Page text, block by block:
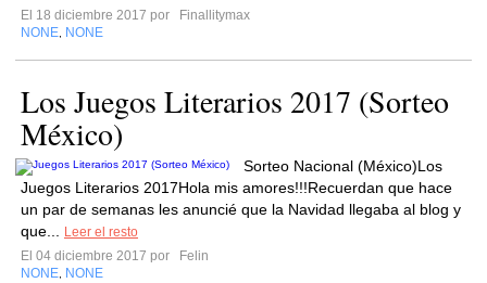
El 18 diciembre 2017 por
Finallitymax
NONE NONE
Los Juegos Literarios 2017 (Sorteo
México)
Sorteo Nacional (México)Los
Juegos Literarios 2017Hola mis amores!!!Recuerdan que hace
un par de semanas les anuncié que la Navidad llegaba al blog y
que...
Leer el resto
El 04 diciembre 2017 por
Felin
NONE NONE